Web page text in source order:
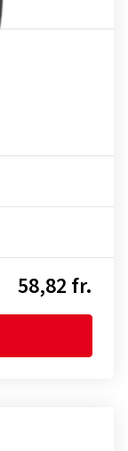
58,82 fr.